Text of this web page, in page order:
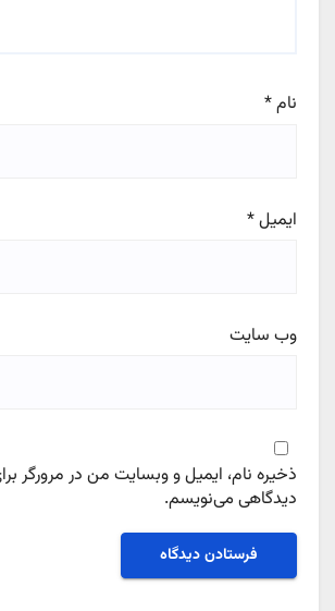
نام*
ایمیل*
وب‌ سایت
ذخیره نام، ایمیل و وبسایت من در مرورگر
دیدگاهی می‌نویسم.